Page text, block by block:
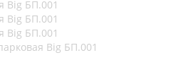
Big БП.001